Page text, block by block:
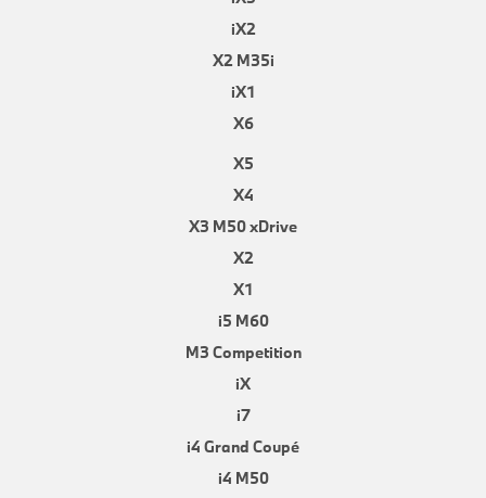
iX2
X2 M35i
iX1
X6
X5
X4
X3 M50 xDrive
X2
X1
i5 M60
M3 Competition
iX
i7
i4 Grand Coupé
i4 M50